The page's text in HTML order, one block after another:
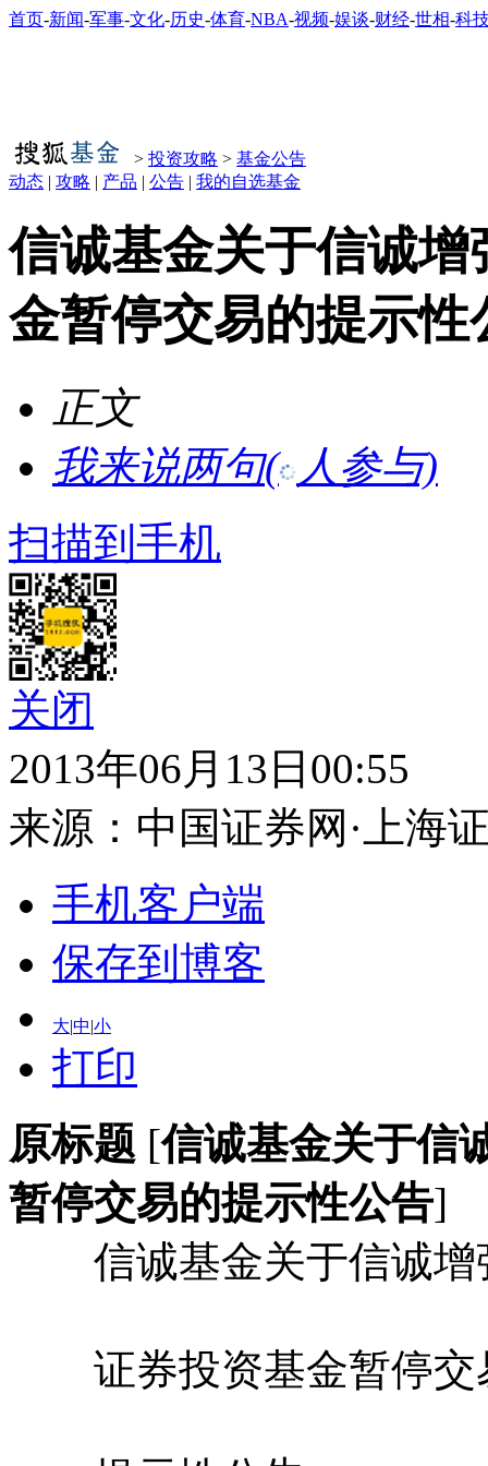
首页-新闻-军事-文化-历史-体育-NBA-视频-娱谈-财经-世相-科
> 投资攻略 > 基金公告
动态 | 攻略 | 产品 | 公告 | 我的自选基金
信诚基金关于信诚
金暂停交易的提示性
正文
我来说两句( 人参与)
扫描到手机
关闭
2013年06月13日00:55
来源： 中国证券网·上海
手机客户端
保存到博客
大|中|小
打印
原标题 [信诚基金关于信
暂停交易的提示性公告]
信诚基金关于信诚增
证券投资基金暂停交